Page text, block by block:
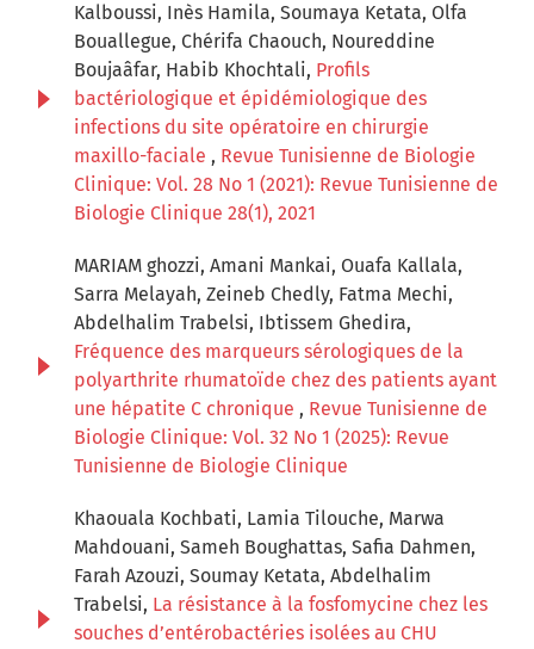
Kalboussi, Inès Hamila, Soumaya Ketata, Olfa
Bouallegue, Chérifa Chaouch, Noureddine
Boujaâfar, Habib Khochtali, Profils
bactériologique et épidémiologique des
infections du site opératoire en chirurgie
maxillo-faciale , Revue Tunisienne de Biologie
Clinique: Vol. 28 No 1 (2021): Revue Tunisienne de
Biologie Clinique 28(1), 2021
MARIAM ghozzi, Amani Mankai, Ouafa Kallala,
Sarra Melayah, Zeineb Chedly, Fatma Mechi,
Abdelhalim Trabelsi, Ibtissem Ghedira,
Fréquence des marqueurs sérologiques de la
polyarthrite rhumatoïde chez des patients ayant
une hépatite C chronique , Revue Tunisienne de
Biologie Clinique: Vol. 32 No 1 (2025): Revue
Tunisienne de Biologie Clinique
Khaouala Kochbati, Lamia Tilouche, Marwa
Mahdouani, Sameh Boughattas, Safia Dahmen,
Farah Azouzi, Soumay Ketata, Abdelhalim
Trabelsi, La résistance à la fosfomycine chez les
souches d’entérobactéries isolées au CHU